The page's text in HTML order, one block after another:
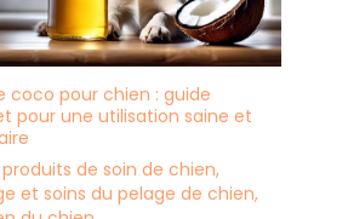
coco pour chien : guide
pour une utilisation saine et
de soin de chien,
et soins du pelage de chien,